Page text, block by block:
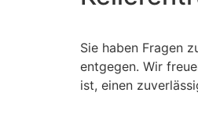
Sie haben Fragen
entgegen. Wir
ist, einen